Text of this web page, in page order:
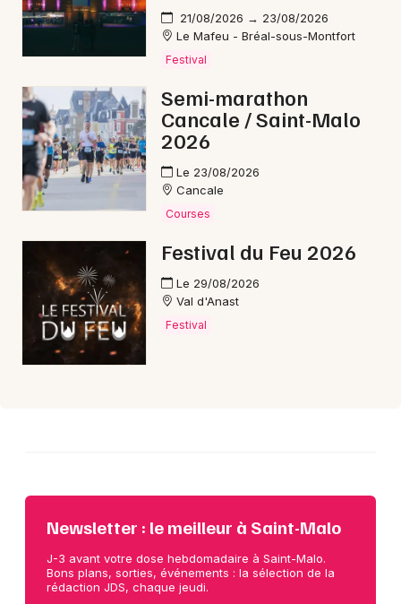
21/08/2026 → 23/08/2026
Le Mafeu - Bréal-sous-Montfort
Festival
Semi-marathon
Cancale / Saint-Malo
2026
Le 23/08/2026
Cancale
Courses
Festival du Feu 2026
Le 29/08/2026
Val d'Anast
Festival
Newsletter : le meilleur à Saint-Malo
J-3 avant votre dose hebdomadaire à Saint-Malo.
Bons plans, sorties, événements : la sélection de la
rédaction JDS, chaque jeudi.